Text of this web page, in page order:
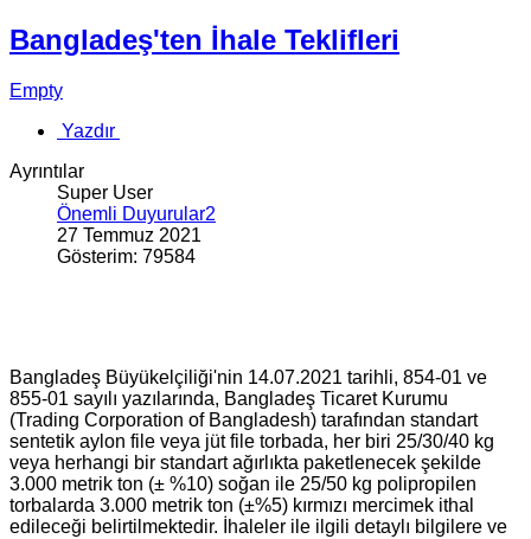
Bangladeş'ten İhale Teklifleri
Empty
Yazdır
Ayrıntılar
Super User
Önemli Duyurular2
27 Temmuz 2021
Gösterim: 79584
Bangladeş Büyükelçiliği'nin 14.07.2021 tarihli, 854-01 ve
855-01 sayılı yazılarında, Bangladeş Ticaret Kurumu
(Trading Corporation of Bangladesh) tarafından standart
sentetik aylon file veya jüt file torbada, her biri 25/30/40 kg
veya herhangi bir standart ağırlıkta paketlenecek şekilde
3.000 metrik ton (± %10) soğan ile 25/50 kg polipropilen
torbalarda 3.000 metrik ton (±%5) kırmızı mercimek ithal
edileceği belirtilmektedir. İhaleler ile ilgili detaylı bilgilere ve